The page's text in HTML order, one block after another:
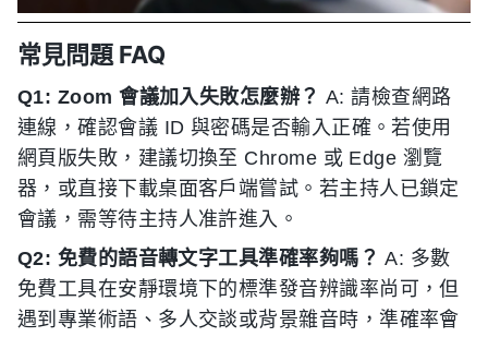
常見問題 FAQ
Q1: Zoom 會議加入失敗怎麼辦？ A: 請檢查網路
連線，確認會議 ID 與密碼是否輸入正確。若使用
網頁版失敗，建議切換至 Chrome 或 Edge 瀏覽
器，或直接下載桌面客戶端嘗試。若主持人已鎖定
會議，需等待主持人准許進入。
Q2: 免費的語音轉文字工具準確率夠嗎？ A: 多數
免費工具在安靜環境下的標準發音辨識率尚可，但
遇到專業術語、多人交談或背景雜音時，準確率會